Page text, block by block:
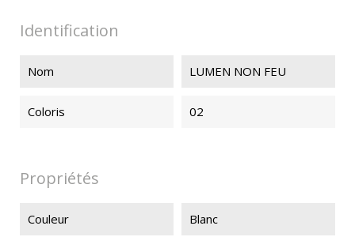
Identification
Nom LUMEN NON FEU
Coloris 02
Propriétés
Couleur Blanc